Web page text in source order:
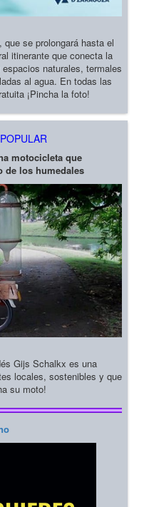
se prolongará hasta el
itinerante que conecta la
naturales, termales
al agua. En todas las
¡Pincha la foto!
motocicleta que
de los humedales
Gijs Schalkx es una
locales, sostenibles y que
su moto!